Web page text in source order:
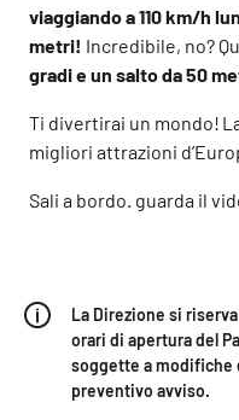
viaggiando a 110 km/h
metri! Incredibile, no?
gradi e un salto da 50
Ti divertirai un mondo!
migliori attrazioni
Sali a bordo. guarda il
La Direzione si
orari di apertura del
soggette a modifiche
preventivo avviso.